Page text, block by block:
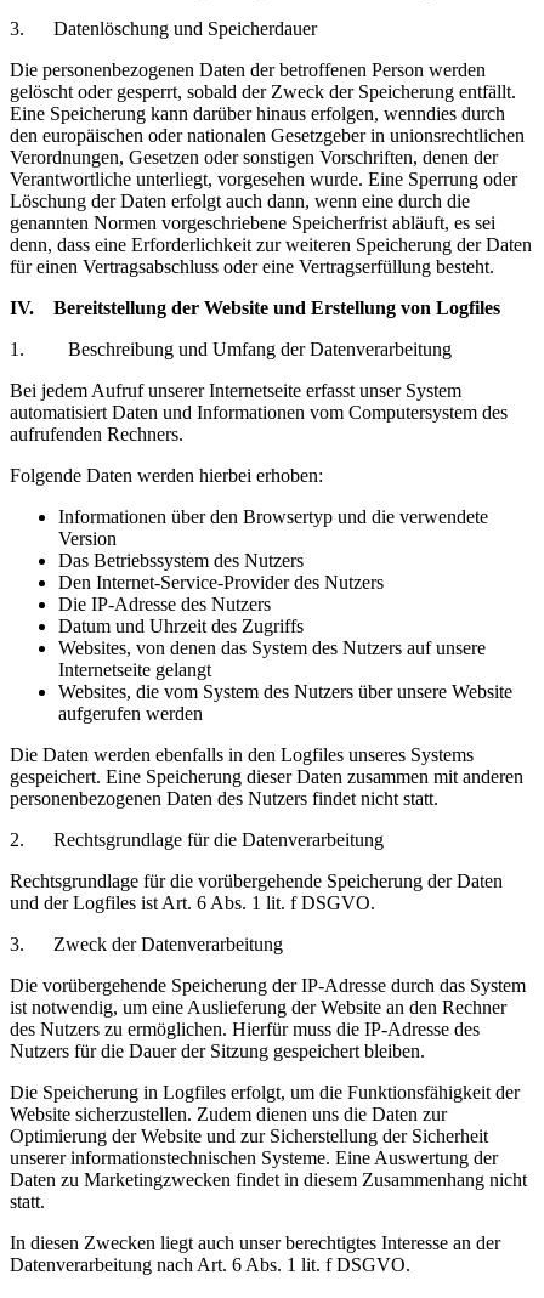
3. Datenlöschung und Speicherdauer
Die personenbezogenen Daten der betroffenen Person werden
gelöscht oder gesperrt, sobald der Zweck der Speicherung entfällt.
Eine Speicherung kann darüber hinaus erfolgen, wenndies durch
den europäischen oder nationalen Gesetzgeber in unionsrechtlichen
Verordnungen, Gesetzen oder sonstigen Vorschriften, denen der
Verantwortliche unterliegt, vorgesehen wurde. Eine Sperrung oder
Löschung der Daten erfolgt auch dann, wenn eine durch die
genannten Normen vorgeschriebene Speicherfrist abläuft, es sei
denn, dass eine Erforderlichkeit zur weiteren Speicherung der Daten
für einen Vertragsabschluss oder eine Vertragserfüllung besteht.
IV. Bereitstellung der Website und Erstellung von Logfiles
1. Beschreibung und Umfang der Datenverarbeitung
Bei jedem Aufruf unserer Internetseite erfasst unser System
automatisiert Daten und Informationen vom Computersystem des
aufrufenden Rechners.
Folgende Daten werden hierbei erhoben:
Informationen über den Browsertyp und die verwendete
Version
Das Betriebssystem des Nutzers
Den Internet-Service-Provider des Nutzers
Die IP-Adresse des Nutzers
Datum und Uhrzeit des Zugriffs
Websites, von denen das System des Nutzers auf unsere
Internetseite gelangt
Websites, die vom System des Nutzers über unsere Website
aufgerufen werden
Die Daten werden ebenfalls in den Logfiles unseres Systems
gespeichert. Eine Speicherung dieser Daten zusammen mit anderen
personenbezogenen Daten des Nutzers findet nicht statt.
2. Rechtsgrundlage für die Datenverarbeitung
Rechtsgrundlage für die vorübergehende Speicherung der Daten
und der Logfiles ist Art. 6 Abs. 1 lit. f DSGVO.
3. Zweck der Datenverarbeitung
Die vorübergehende Speicherung der IP-Adresse durch das System
ist notwendig, um eine Auslieferung der Website an den Rechner
des Nutzers zu ermöglichen. Hierfür muss die IP-Adresse des
Nutzers für die Dauer der Sitzung gespeichert bleiben.
Die Speicherung in Logfiles erfolgt, um die Funktionsfähigkeit der
Website sicherzustellen. Zudem dienen uns die Daten zur
Optimierung der Website und zur Sicherstellung der Sicherheit
unserer informationstechnischen Systeme. Eine Auswertung der
Daten zu Marketingzwecken findet in diesem Zusammenhang nicht
statt.
In diesen Zwecken liegt auch unser berechtigtes Interesse an der
Datenverarbeitung nach Art. 6 Abs. 1 lit. f DSGVO.